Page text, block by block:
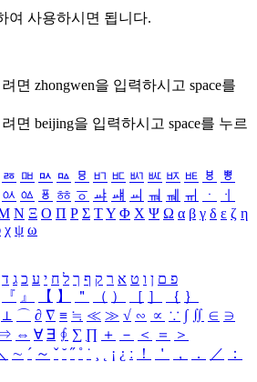
여 사용하시면 됩니다.
면 zhongwen을 입력하시고 space를
면 beijing을 입력하시고 space를 누르
ㅭ ㅮ ㅯ ㅰ ㅱ ㅲ ㅳ ㅴ ㅵ ㅶ ㅷ ㅸ
ㅹ
ㆂ ㆃ ㆄ ㆅ ㆆ ㆇ ㆈ ㆉ ㆊ ㆋ ㆌ ㆍ
ㆎ
Ν Ξ Ο Π Ρ Σ ΤΥ Φ Χ Ψ Ω α β γ δ ε ζ η
χ ψ ω
פ ם ן ו ט א ר ק ף ך ל ח י ע כ ג ד
『 』 【 】 ＂ （ ） ［ ］ ｛ ｝
⊥ ⌒ ∂ ∇ ≡ ≒ ≪ ≫ √ ∽ ∝ ∵ ∫ ∬ ∈ ∋
⇒ ⇔ ∀ ∃ ∮ ∑ ∏ ＋ － ＜ ＝
＞
∼ ´ ～ ˇ ˘ ˝ ˚ ˙ ¸ ¡ ¿ ː ！ ＇ ， ． ／
：